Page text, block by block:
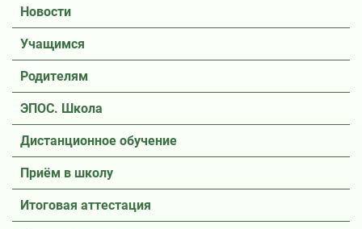
Новости
Учащимся
Родителям
ЭПОС. Школа
Дистанционное обучение
Приём в школу
Итоговая аттестация